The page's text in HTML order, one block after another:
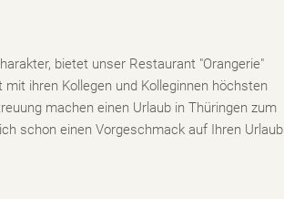
bietet unser Restaurant "Orangerie"
ihren Kollegen und Kolleginnen höchsten
machen einen Urlaub in Thüringen zum
schon einen Vorgeschmack auf Ihren Urlaub